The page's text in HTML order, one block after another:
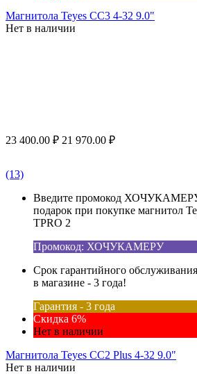
Магнитола Teyes CC3 4-32 9.0"
Нет в наличии
23 400.00 ₽ 21 970.00 ₽
(13)
Введите промокод ХОЧУКАМЕРУ
подарок при покупке магнитол
TPRO 2
Промокод: ХОЧУКАМЕРУ
Срок гарантийного
в магазине - 3 года!
Гарантия - 3 года
Скидка 6%
Нет в наличии
Магнитола Teyes CC2 Plus 4-32 9.0"
Нет в наличии